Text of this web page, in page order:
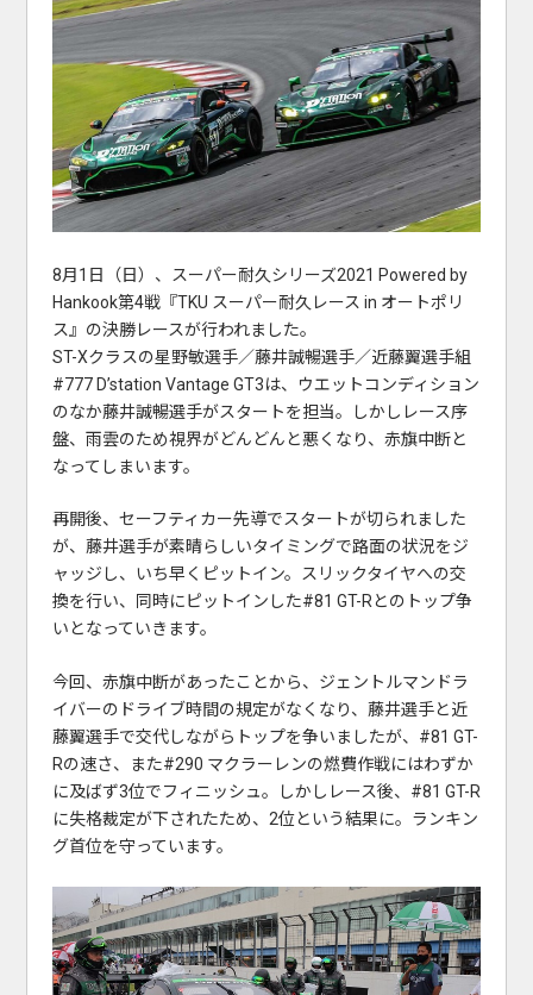
8月1日（日）、スーパー耐久シリーズ2021 Powered by
Hankook第4戦『TKU スーパー耐久レース in オートポリ
ス』の決勝レースが行われました。
ST-Xクラスの星野敏選手／藤井誠暢選手／近藤翼選手組
#777 D’station Vantage GT3は、ウエットコンディション
のなか藤井誠暢選手がスタートを担当。しかしレース序
盤、雨雲のため視界がどんどんと悪くなり、赤旗中断と
なってしまいます。
再開後、セーフティカー先導でスタートが切られました
が、藤井選手が素晴らしいタイミングで路面の状況をジ
ャッジし、いち早くピットイン。スリックタイヤへの交
換を行い、同時にピットインした#81 GT-Rとのトップ争
いとなっていきます。
今回、赤旗中断があったことから、ジェントルマンドラ
イバーのドライブ時間の規定がなくなり、藤井選手と近
藤翼選手で交代しながらトップを争いましたが、#81 GT-
Rの速さ、また#290 マクラーレンの燃費作戦にはわずか
に及ばず3位でフィニッシュ。しかしレース後、#81 GT-R
に失格裁定が下されたため、2位という結果に。ランキン
グ首位を守っています。